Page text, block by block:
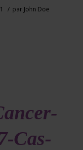
/ par John Doe
Cas-